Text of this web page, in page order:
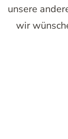
unsere
wir